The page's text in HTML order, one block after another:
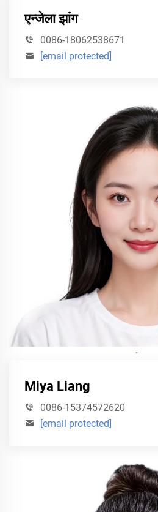
एन्जेला झांग
0086-18062538671
[email protected]
·
Miya Liang
0086-15374572620
[email protected]